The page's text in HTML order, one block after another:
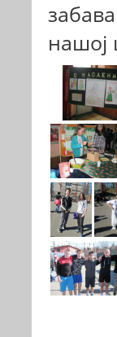
нашој